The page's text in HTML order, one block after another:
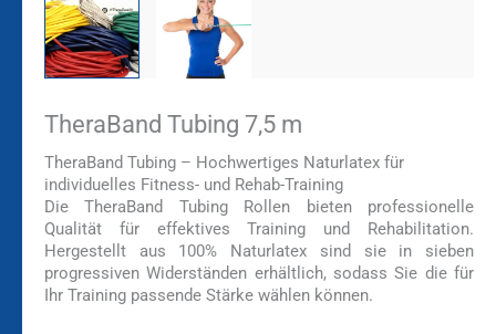
TheraBand Tubing 7,5 m
TheraBand Tubing – Hochwertiges Naturlatex für
individuelles Fitness- und Rehab-Training
Die TheraBand Tubing Rollen bieten professionelle
Qualität für effektives Training und Rehabilitation.
Hergestellt aus 100% Naturlatex sind sie in sieben
progressiven Widerständen erhältlich, sodass Sie die für
Ihr Training passende Stärke wählen können.